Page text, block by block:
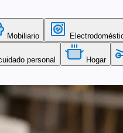
Mobiliario
personal Hogar